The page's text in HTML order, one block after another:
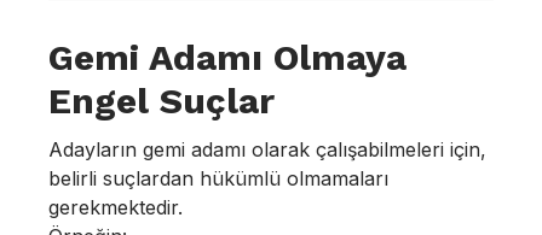
Gemi Adamı Olmaya
Engel Suçlar
Adayların gemi adamı olarak çalışabilmeleri için,
belirli suçlardan hükümlü olmamaları
gerekmektedir.